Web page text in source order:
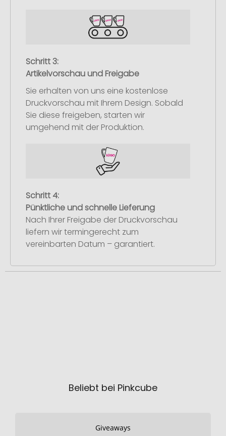
Schritt 3:
Artikelvorschau und Freigabe
Sie erhalten von uns eine kostenlose
Druckvorschau mit Ihrem Design. Sobald
Sie diese freigeben, starten wir
umgehend mit der Produktion.
Schritt 4:
Pünktliche und schnelle Lieferung
Nach Ihrer Freigabe der Druckvorschau
liefern wir termingerecht zum
vereinbarten Datum – garantiert.
Beliebt bei Pinkcube
Giveaways